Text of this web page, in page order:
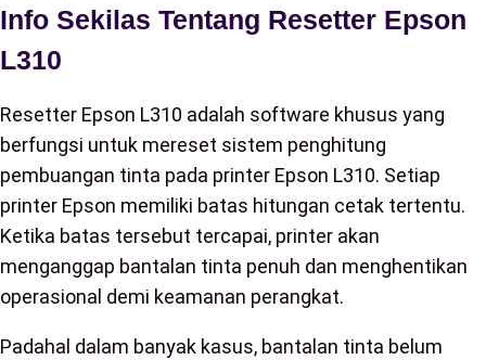
Info Sekilas Tentang Resetter Epson
L310
Resetter Epson L310 adalah software khusus yang
berfungsi untuk mereset sistem penghitung
pembuangan tinta pada printer Epson L310. Setiap
printer Epson memiliki batas hitungan cetak tertentu.
Ketika batas tersebut tercapai, printer akan
menganggap bantalan tinta penuh dan menghentikan
operasional demi keamanan perangkat.
Padahal dalam banyak kasus, bantalan tinta belum